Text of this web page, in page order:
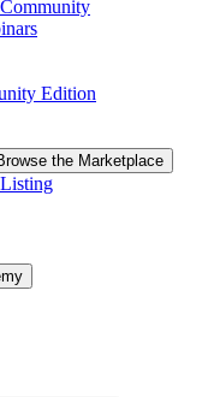
Edition
the Marketplace